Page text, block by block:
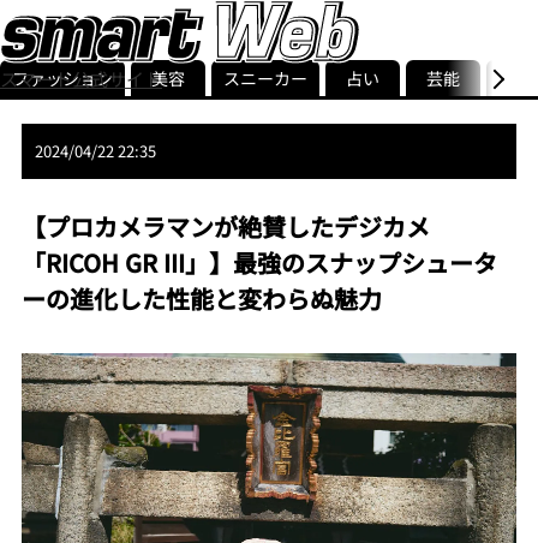
スマート公式サイト
smart最新号
記事一覧ランキング
ストリ
ファッション 美容 スニーカー 占い 芸能 グル
2024/04/22 22:35
【プロカメラマンが絶賛したデジカメ
「RICOH GR III」】最強のスナップシュータ
ーの進化した性能と変わらぬ魅力